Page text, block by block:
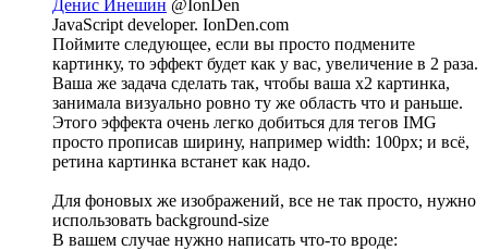
Денис Инешин @IonDen
JavaScript developer. IonDen.com
Поймите следующее, если вы просто подмените
картинку, то эффект будет как у вас, увеличение в 2 раза.
Ваша же задача сделать так, чтобы ваша х2 картинка,
занимала визуально ровно ту же область что и раньше.
Этого эффекта очень легко добиться для тегов IMG
просто прописав ширину, например width: 100px; и всё,
ретина картинка встанет как надо.
Для фоновых же изображений, все не так просто, нужно
использовать background-size
В вашем случае нужно написать что-то вроде: